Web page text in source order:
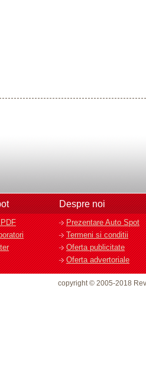
Despre noi
Prezentare Auto Spot
Termeni si conditii
Oferta publicitate
Oferta advertoriale
copyright © 2005-2018